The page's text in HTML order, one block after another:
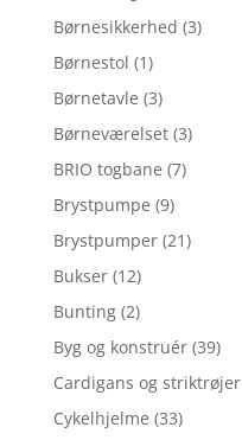
Børnesikkerhed (3)
Børnestol (1)
Børnetavle (3)
Børneværelset (3)
BRIO togbane (7)
Brystpumpe (9)
Brystpumper (21)
Bukser (12)
Bunting (2)
Byg og konstruér (39)
Cardigans og striktrøjer
Cykelhjelme (33)